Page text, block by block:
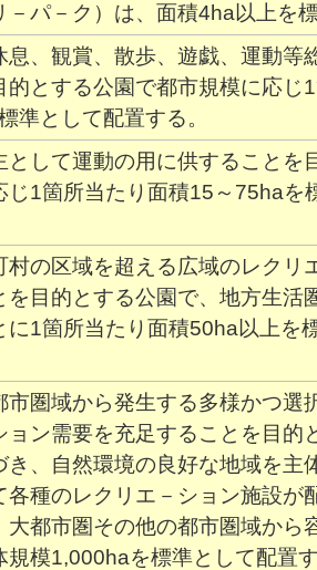
－パ－ク）は、面積4ha以上を標
息、観賞、散歩、遊戯、運動等
的とする公園で都市規模に応じ
準として配置する。
として運動の用に供することを
じ1箇所当たり面積15～75haを
村の区域を超える広域のレクリ
を目的とする公園で、地方生活
に1箇所当たり面積50ha以上を
市圏域から発生する多様かつ選
ョン需要を充足することを目的
き、自然環境の良好な地域を主
各種のレクリエ－ション施設が
大都市圏その他の都市圏域から
模1,000haを標準として配置す